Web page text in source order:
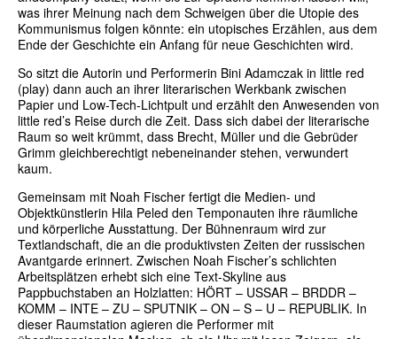
was ihrer Meinung nach dem Schweigen über die Utopie des
Kommunismus folgen könnte: ein utopisches Erzählen, aus dem
Ende der Geschichte ein Anfang für neue Geschichten wird.
So sitzt die Autorin und Performerin Bini Adamczak in little red
(play) dann auch an ihrer literarischen Werkbank zwischen
Papier und Low-Tech-Lichtpult und erzählt den Anwesenden von
little red’s Reise durch die Zeit. Dass sich dabei der literarische
Raum so weit krümmt, dass Brecht, Müller und die Gebrüder
Grimm gleichberechtigt nebeneinander stehen, verwundert
kaum.
Gemeinsam mit Noah Fischer fertigt die Medien- und
Objektkünstlerin Hila Peled den Temponauten ihre räumliche
und körperliche Ausstattung. Der Bühnenraum wird zur
Textlandschaft, die an die produktivsten Zeiten der russischen
Avantgarde erinnert. Zwischen Noah Fischer’s schlichten
Arbeitsplätzen erhebt sich eine Text-Skyline aus
Pappbuchstaben an Holzlatten: HÖRT – USSAR – BRDDR –
KOMM – INTE – ZU – SPUTNIK – ON – S – U – REPUBLIK. In
dieser Raumstation agieren die Performer mit